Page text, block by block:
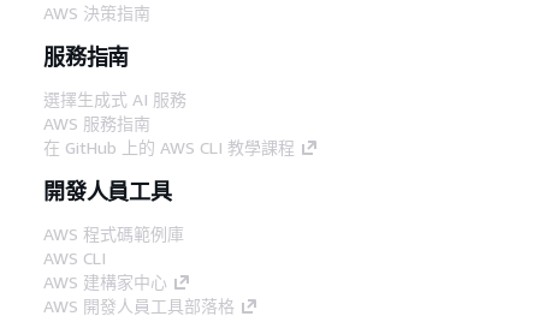
AWS 決策指南
服務指南
選擇生成式 AI 服務
AWS 服務指南
在 GitHub 上的 AWS CLI 教學課程
開發人員工具
AWS 程式碼範例庫
AWS CLI
AWS 建構家中心
AWS 開發人員工具部落格